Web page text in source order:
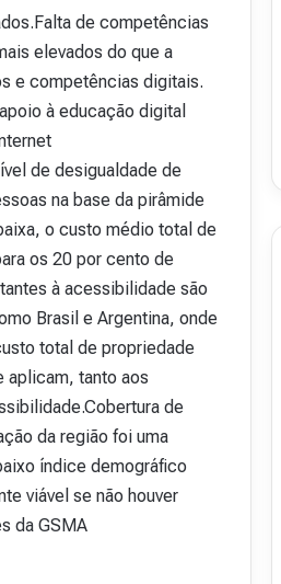
de competências
elevados do que a
e competências digitais.
à educação digital
de desigualdade de
na base da pirâmide
o custo médio total de
os 20 por cento de
à acessibilidade são
Brasil e Argentina, onde
total de propriedade
aplicam, tanto aos
de
da região foi uma
índice demográfico
viável se não houver
da GSMA